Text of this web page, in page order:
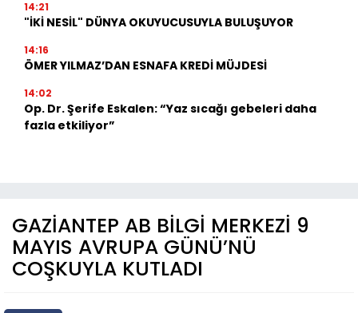
14:21
"İKİ NESİL" DÜNYA OKUYUCUSUYLA BULUŞUYOR
14:16
ÖMER YILMAZ’DAN ESNAFA KREDİ MÜJDESİ
14:02
Op. Dr. Şerife Eskalen: “Yaz sıcağı gebeleri daha
fazla etkiliyor”
GAZİANTEP AB BİLGİ MERKEZİ 9
MAYIS AVRUPA GÜNÜ’NÜ
COŞKUYLA KUTLADI